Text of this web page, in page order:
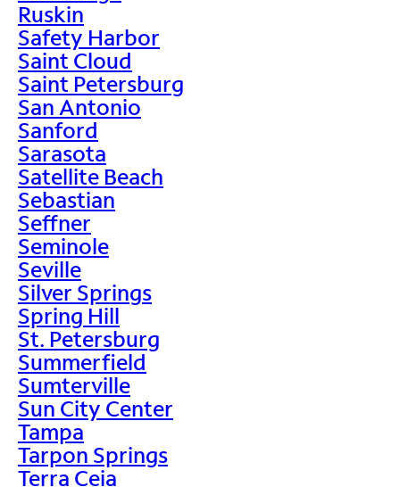
Ruskin
Safety Harbor
Saint Cloud
Saint Petersburg
San Antonio
Sanford
Sarasota
Satellite Beach
Sebastian
Seffner
Seminole
Seville
Silver Springs
Spring Hill
St. Petersburg
Summerfield
Sumterville
Sun City Center
Tampa
Tarpon Springs
Terra Ceia